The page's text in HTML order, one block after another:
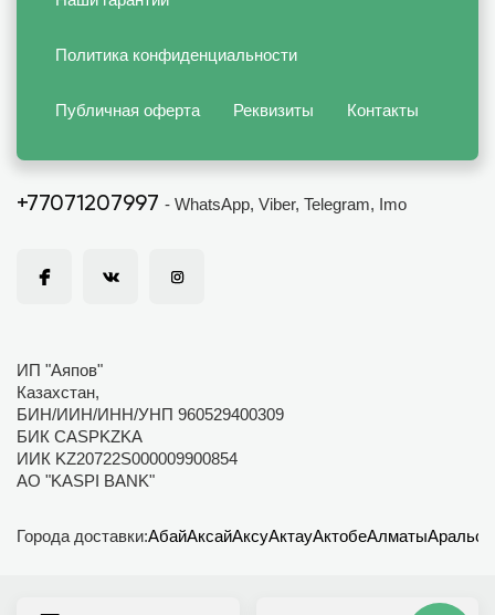
Политика конфиденциальности
Публичная оферта Реквизиты Контакты
+77071207997 - WhatsApp, Viber, Telegram, Imo
ИП "Аяпов"
Казахстан,
БИН/ИИН/ИНН/УНП 960529400309
БИК CASPKZKA
ИИК KZ20722S000009900854
АО "KASPI BANK"
Города доставки:АбайАксайАксуАктауАктобеАлматыАральск